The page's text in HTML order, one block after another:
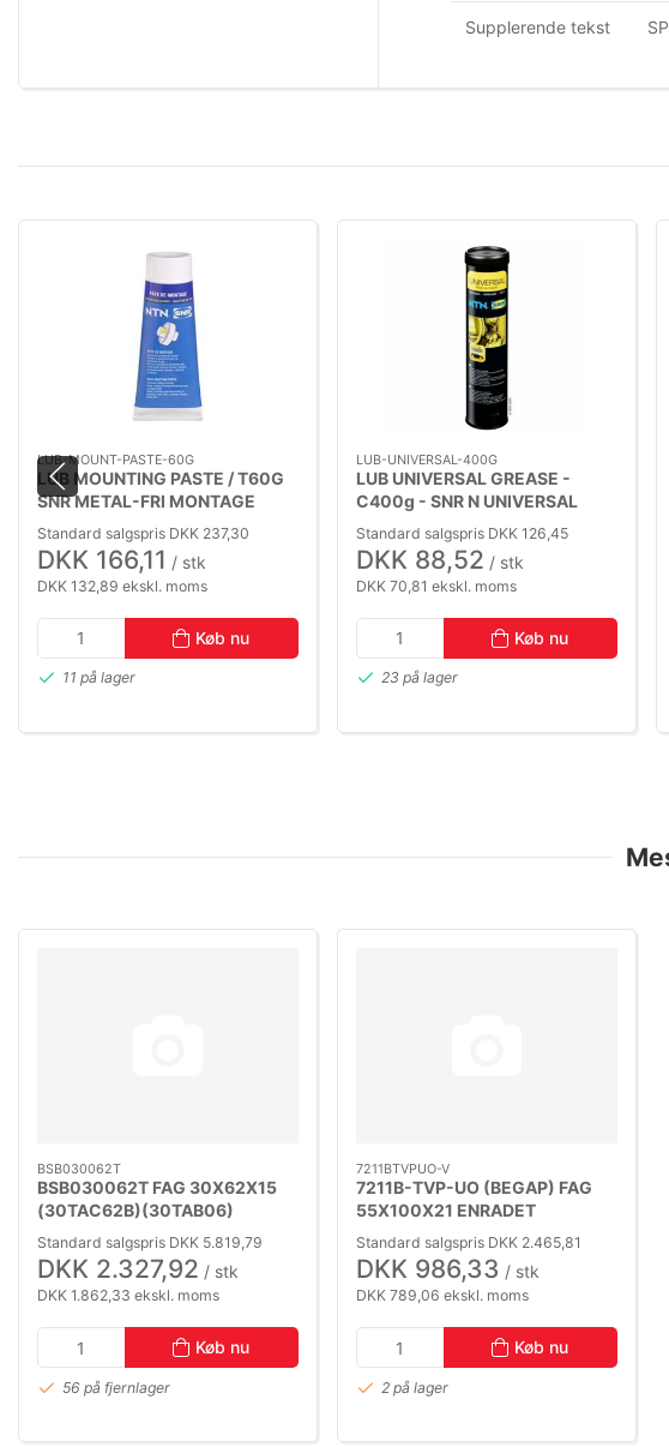
Supplerende tekst
LUB-MOUNT-PASTE-60G
LUB MOUNTING PASTE / T60G
SNR METAL-FRI MONTAGE
PASTA (-30 TO +145°C)
Standard salgspris DKK 237,30
DKK 166,11 / stk
DKK 132,89 ekskl. moms
Køb nu
11 på lager
LUB-UNIVERSAL-400G
LUB UNIVERSAL GREASE -
C400g - SNR N UNIVERSAL
FEDT (-20 TO +120°C)
Standard salgspris DKK 126,45
DKK 88,52 / stk
DKK 70,81 ekskl. moms
Køb nu
23 på lager
BSB030062T
BSB030062T FAG 30X62X15
(30TAC62B)(30TAB06)
(MM30BS62)
Standard salgspris DKK 5.819,79
DKK 2.327,92 / stk
DKK 1.862,33 ekskl. moms
Køb nu
56 på fjernlager
7211BTVPUO-V
7211B-TVP-UO (BEGAP) FAG
55X100X21 ENRADET
VINKELKONT.LEJE B=40°
Standard salgspris DKK 2.465,81
DKK 986,33 / stk
DKK 789,06 ekskl. moms
Køb nu
2 på lager